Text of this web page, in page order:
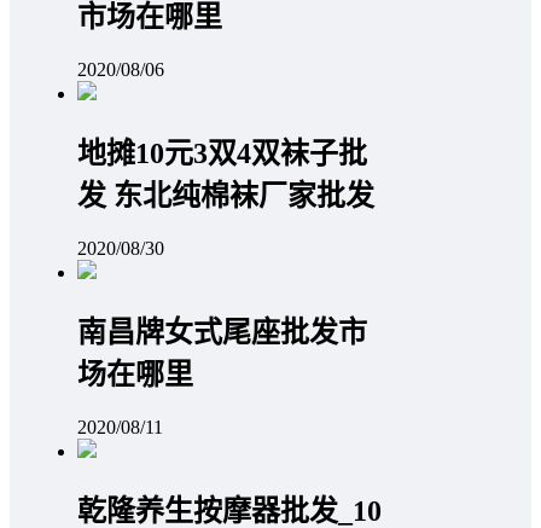
市场在哪里
2020/08/06
地摊10元3双4双袜子批
发 东北纯棉袜厂家批发
2020/08/30
南昌牌女式尾座批发市
场在哪里
2020/08/11
乾隆养生按摩器批发_10